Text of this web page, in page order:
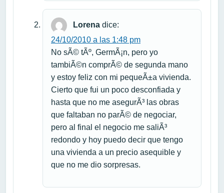
Lorena dice:
24/10/2010 a las 1:48 pm
No sÃ© tÃº, GermÃ¡n, pero yo
tambiÃ©n comprÃ© de segunda mano
y estoy feliz con mi pequeÃ±a vivienda.
Cierto que fui un poco desconfiada y
hasta que no me asegurÃ³ las obras
que faltaban no parÃ© de negociar,
pero al final el negocio me saliÃ³
redondo y hoy puedo decir que tengo
una vivienda a un precio asequible y
que no me dio sorpresas.